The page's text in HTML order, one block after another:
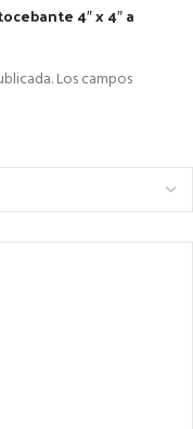
4″ x 4″ a
Los campos